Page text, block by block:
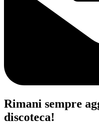
Rimani sempre
discoteca!